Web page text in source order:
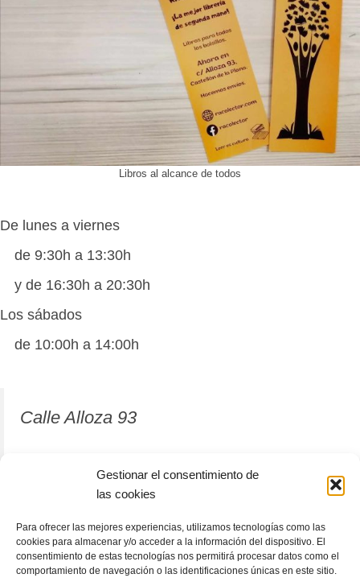
Gestionar el consentimiento de
las cookies
Para ofrecer las mejores experiencias, utilizamos tecnologías como las
cookies para almacenar y/o acceder a la información del dispositivo. El
consentimiento de estas tecnologías nos permitirá procesar datos como el
comportamiento de navegación o las identificaciones únicas en este sitio.
Libros al alcance de todos
De lunes a viernes
de 9:30h a 13:30h
y de 16:30h a 20:30h
Los sábados
de 10:00h a 14:00h
Calle Alloza 93
12001 Castellón de la Plana
964 81 37 63